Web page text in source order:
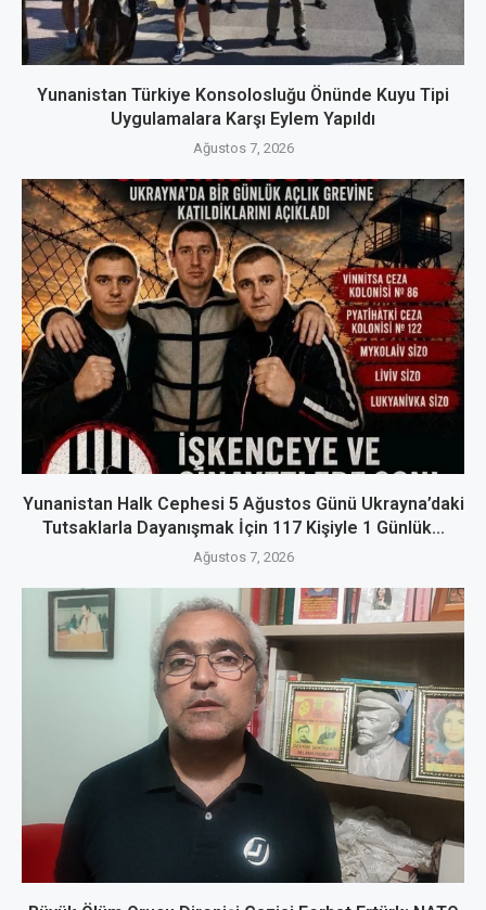
Yunanistan Türkiye Konsolosluğu Önünde Kuyu Tipi
Uygulamalara Karşı Eylem Yapıldı
Ağustos 7, 2026
Yunanistan Halk Cephesi 5 Ağustos Günü Ukrayna’daki
Tutsaklarla Dayanışmak İçin 117 Kişiyle 1 Günlük...
Ağustos 7, 2026